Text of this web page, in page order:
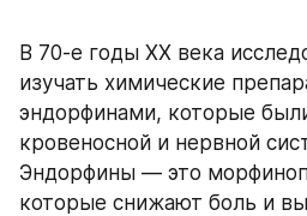
В 70-е годы XX века
изучать химические
эндорфинами, которые
кровеносной и нервной
Эндорфины — это
которые снижают боль и